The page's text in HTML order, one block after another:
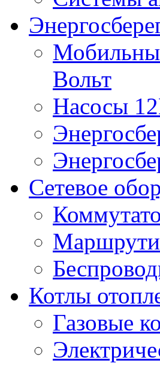
Вольт
Насосы
Сетевое
Котлы
Газовые